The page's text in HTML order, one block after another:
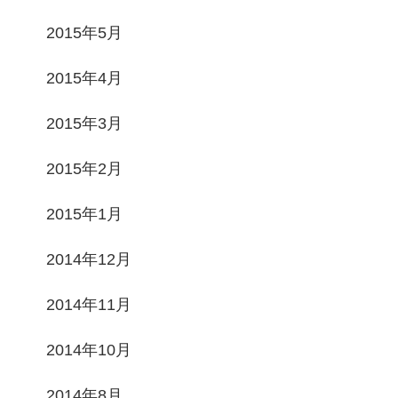
2015年5月
2015年4月
2015年3月
2015年2月
2015年1月
2014年12月
2014年11月
2014年10月